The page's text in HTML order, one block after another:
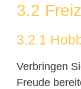
3.2
3.2.1
Verbringen
Freude